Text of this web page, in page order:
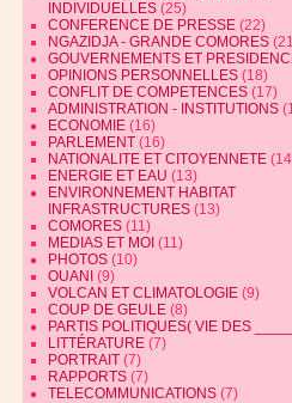
INDIVIDUELLES (25)
CONFERENCE DE PRESSE (22)
NGAZIDJA - GRANDE COMORES
GOUVERNEMENTS ET
OPINIONS PERSONNELLES (18)
CONFLIT DE COMPETENCES (17)
ADMINISTRATION - INSTITUTIONS
ECONOMIE (16)
PARLEMENT (16)
NATIONALITE ET CITOYENNETE
ENERGIE ET EAU (13)
ENVIRONNEMENT HABITAT
INFRASTRUCTURES (13)
COMORES (11)
MEDIAS ET MOI (11)
PHOTOS (10)
OUANI (9)
VOLCAN ET CLIMATOLOGIE (9)
COUP DE GEULE (8)
PARTIS POLITIQUES( VIE DES
LITTÉRATURE (7)
PORTRAIT (7)
RAPPORTS (7)
TELECOMMUNICATIONS (7)